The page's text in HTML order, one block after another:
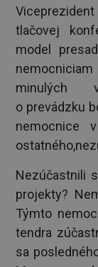
tlačovej
model
minulých
o prevádzku
nemocnice
Nezúčastnili
projekty?
Týmto
tendra
sa